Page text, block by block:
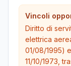
Vincoli
Diritto di
elettrica
01/08/1995)
11/10/1973,